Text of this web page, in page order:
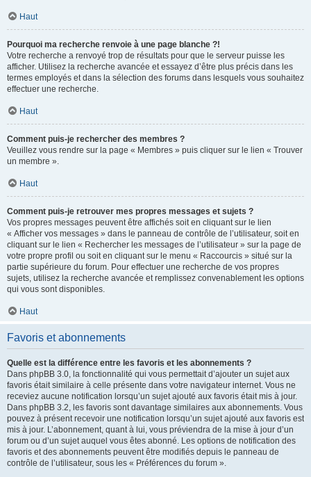
Haut
Pourquoi ma recherche renvoie à une page blanche ?!
Votre recherche a renvoyé trop de résultats pour que le serveur puisse les
afficher. Utilisez la recherche avancée et essayez d’être plus précis dans les
termes employés et dans la sélection des forums dans lesquels vous souhaitez
effectuer une recherche.
Haut
Comment puis-je rechercher des membres ?
Veuillez vous rendre sur la page « Membres » puis cliquer sur le lien « Trouver
un membre ».
Haut
Comment puis-je retrouver mes propres messages et sujets ?
Vos propres messages peuvent être affichés soit en cliquant sur le lien
« Afficher vos messages » dans le panneau de contrôle de l’utilisateur, soit en
cliquant sur le lien « Rechercher les messages de l’utilisateur » sur la page de
votre propre profil ou soit en cliquant sur le menu « Raccourcis » situé sur la
partie supérieure du forum. Pour effectuer une recherche de vos propres
sujets, utilisez la recherche avancée et remplissez convenablement les options
qui vous sont disponibles.
Haut
Favoris et abonnements
Quelle est la différence entre les favoris et les abonnements ?
Dans phpBB 3.0, la fonctionnalité qui vous permettait d’ajouter un sujet aux
favoris était similaire à celle présente dans votre navigateur internet. Vous ne
receviez aucune notification lorsqu’un sujet ajouté aux favoris était mis à jour.
Dans phpBB 3.2, les favoris sont davantage similaires aux abonnements. Vous
pouvez à présent recevoir une notification lorsqu’un sujet ajouté aux favoris est
mis à jour. L’abonnement, quant à lui, vous préviendra de la mise à jour d’un
forum ou d’un sujet auquel vous êtes abonné. Les options de notification des
favoris et des abonnements peuvent être modifiés depuis le panneau de
contrôle de l’utilisateur, sous les « Préférences du forum ».